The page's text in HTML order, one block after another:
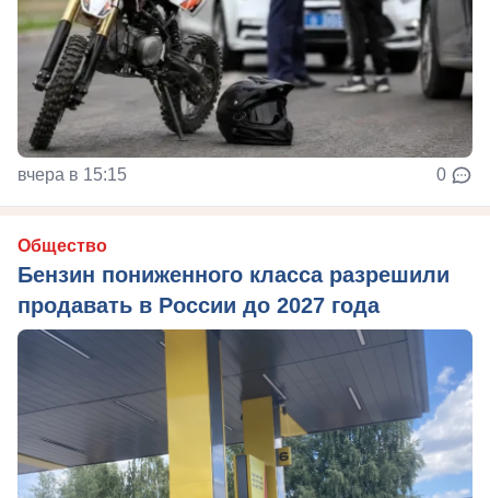
вчера в 15:15 0
Общество
Бензин пониженного класса разрешили
продавать в России до 2027 года